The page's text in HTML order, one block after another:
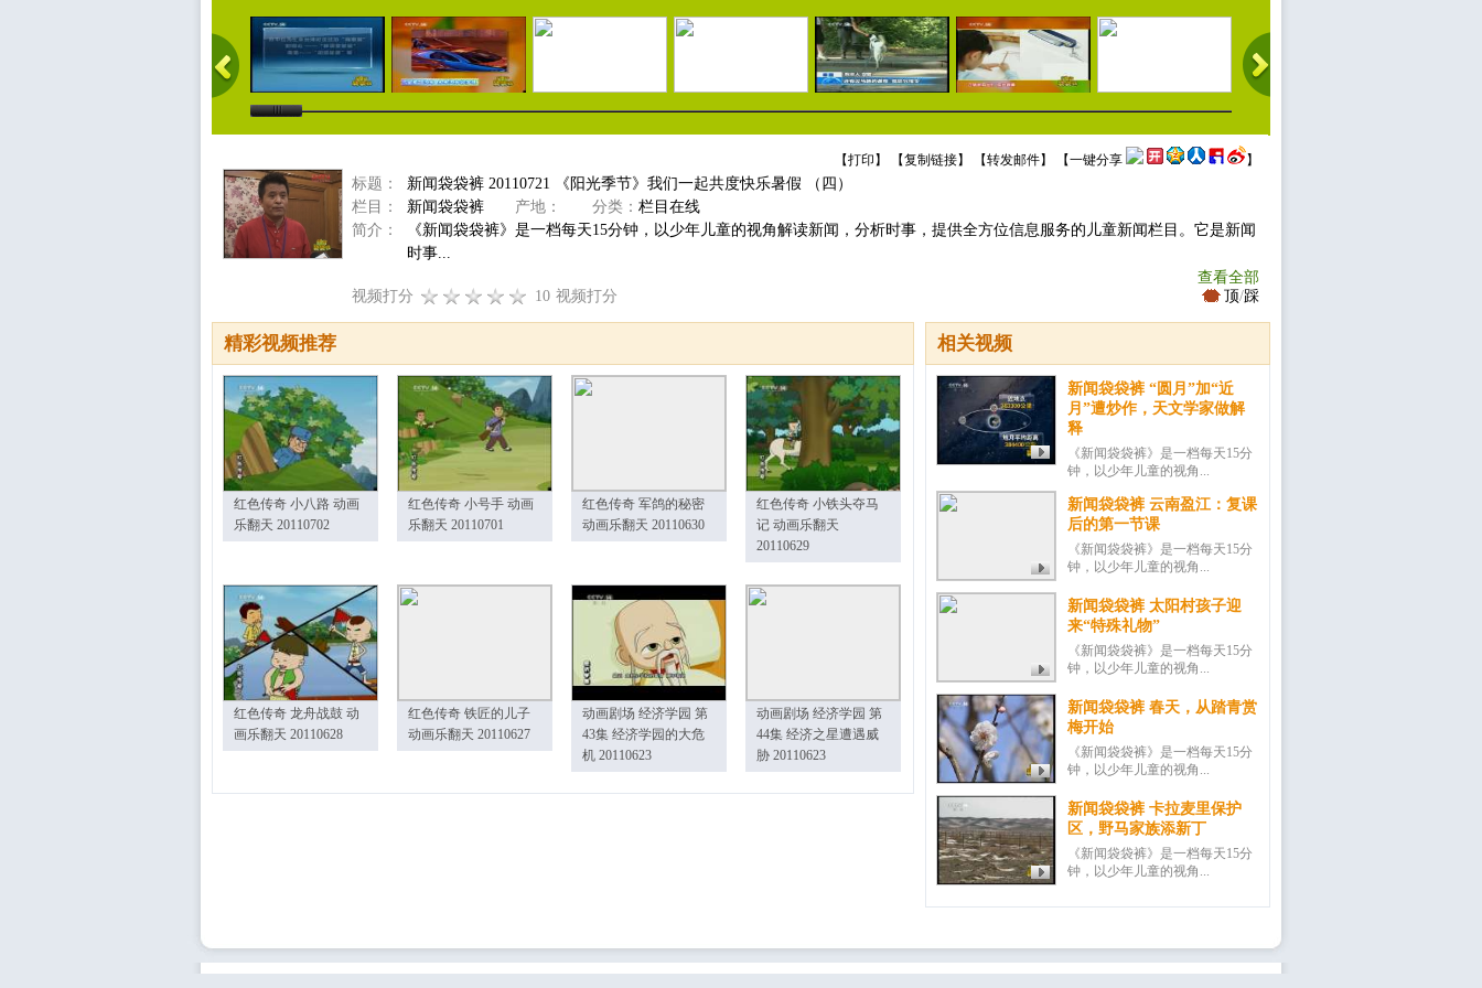
【打印 】 【复制链接】 【转发邮件】 【一键分享 】
标题：
新闻袋袋裤 20110721 《阳光季节》我们一起共度快乐暑假 （四）
栏目：
新闻袋袋裤 产地： 分类： 栏目在线
简介：
《新闻袋袋裤》是一档每天15分钟，以少年儿童的视角解读新闻，分析时事，提供全方位信息服务的儿童新闻栏目。它是新闻
时事...
查看全部
视频打分
10 视频打分 顶/踩
相关视频
新闻袋袋裤 “圆月”加“近
月”遭炒作，天文学家做解
释
《新闻袋袋裤》是一档每天15分
钟，以少年儿童的视角...
新闻袋袋裤 云南盈江：复课
后的第一节课
《新闻袋袋裤》是一档每天15分
钟，以少年儿童的视角...
新闻袋袋裤 太阳村孩子迎
来“特殊礼物”
《新闻袋袋裤》是一档每天15分
钟，以少年儿童的视角...
新闻袋袋裤 春天，从踏青赏
梅开始
《新闻袋袋裤》是一档每天15分
钟，以少年儿童的视角...
新闻袋袋裤 卡拉麦里保护
区，野马家族添新丁
《新闻袋袋裤》是一档每天15分
钟，以少年儿童的视角...
精彩视频推荐
红色传奇 小八路 动画
乐翻天 20110702
红色传奇 小号手 动画
乐翻天 20110701
红色传奇 军鸽的秘密
动画乐翻天 20110630
红色传奇 小铁头夺马
记 动画乐翻天
20110629
红色传奇 龙舟战鼓 动
画乐翻天 20110628
红色传奇 铁匠的儿子
动画乐翻天 20110627
动画剧场 经济学园 第
43集 经济学园的大危
机 20110623
动画剧场 经济学园 第
44集 经济之星遭遇威
胁 20110623